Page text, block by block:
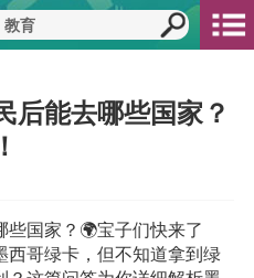
后能去哪些国家？
些国家？🌍宝子们快来了
西哥绿卡，但不知道拿到绿